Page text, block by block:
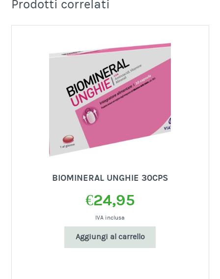
Prodotti correlati
BIOMINERAL UNGHIE 30CPS
€24,95
IVA inclusa
Aggiungi al carrello